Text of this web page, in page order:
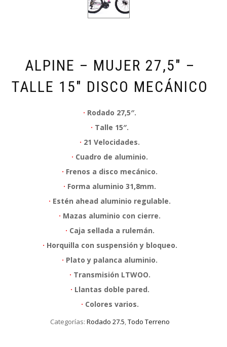
ALPINE – MUJER 27,5″ –
TALLE 15″ DISCO MECÁNICO
· Rodado 27,5″.
· Talle 15″.
· 21 Velocidades.
· Cuadro de aluminio.
· Frenos a disco mecánico.
· Forma aluminio 31,8mm.
· Estén ahead aluminio regulable.
· Mazas aluminio con cierre.
· Caja sellada a rulemán.
· Horquilla con suspensión y bloqueo.
· Plato y palanca aluminio.
· Transmisión LTWOO.
· Llantas doble pared.
· Colores varios.
Categorías: Rodado 27.5,Todo Terreno